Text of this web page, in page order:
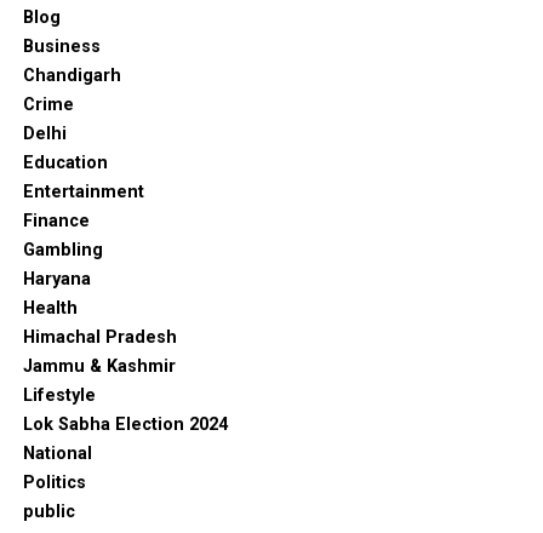
Blog
Business
Chandigarh
Crime
Delhi
Education
Entertainment
Finance
Gambling
Haryana
Health
Himachal Pradesh
Jammu & Kashmir
Lifestyle
Lok Sabha Election 2024
National
Politics
public